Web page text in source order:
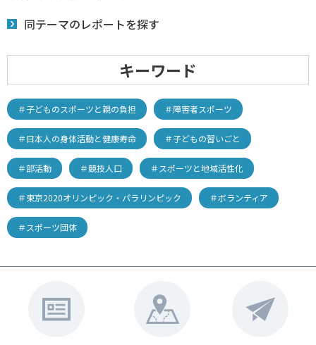
同テーマのレポートを探す
キーワード
＃子どものスポーツと親の負担 ＃障害者スポーツ
＃日本人の身体活動と健康寿命 ＃子どもの習いごと
＃部活動 ＃競技人口 ＃スポーツと地域活性化
＃東京2020オリンピック・パラリンピック ＃ボランティア
＃スポーツ団体